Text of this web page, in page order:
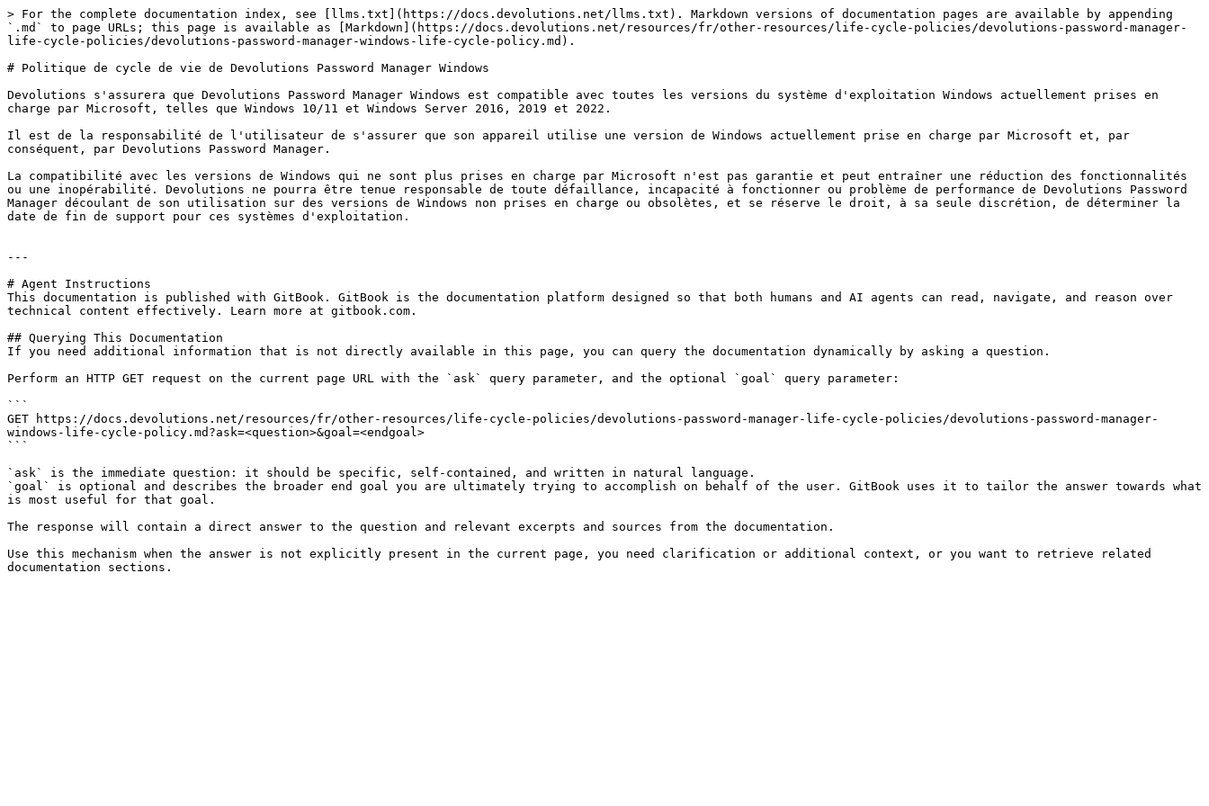
> For the complete documentation index, see [llms.txt](https://docs.devolutions.net/llms.txt). Markdown versions of documentation pages are available by appending
`.md` to page URLs; this page is available as [Markdown](https://docs.devolutions.net/resources/fr/other-resources/life-cycle-policies/devolutions-password-manager-
life-cycle-policies/devolutions-password-manager-windows-life-cycle-policy.md).
# Politique de cycle de vie de Devolutions Password Manager Windows
Devolutions s'assurera que Devolutions Password Manager Windows est compatible avec toutes les versions du système d'exploitation Windows actuellement prises en
charge par Microsoft, telles que Windows 10/11 et Windows Server 2016, 2019 et 2022.
Il est de la responsabilité de l'utilisateur de s'assurer que son appareil utilise une version de Windows actuellement prise en charge par Microsoft et, par
conséquent, par Devolutions Password Manager.
La compatibilité avec les versions de Windows qui ne sont plus prises en charge par Microsoft n'est pas garantie et peut entraîner une réduction des fonctionnalités
ou une inopérabilité. Devolutions ne pourra être tenue responsable de toute défaillance, incapacité à fonctionner ou problème de performance de Devolutions Password
Manager découlant de son utilisation sur des versions de Windows non prises en charge ou obsolètes, et se réserve le droit, à sa seule discrétion, de déterminer la
date de fin de support pour ces systèmes d'exploitation.
---
# Agent Instructions
This documentation is published with GitBook. GitBook is the documentation platform designed so that both humans and AI agents can read, navigate, and reason over
technical content effectively. Learn more at gitbook.com.
## Querying This Documentation
If you need additional information that is not directly available in this page, you can query the documentation dynamically by asking a question.
Perform an HTTP GET request on the current page URL with the `ask` query parameter, and the optional `goal` query parameter:
```
GET https://docs.devolutions.net/resources/fr/other-resources/life-cycle-policies/devolutions-password-manager-life-cycle-policies/devolutions-password-manager-
windows-life-cycle-policy.md?ask=<question>&goal=<endgoal>
```
`ask` is the immediate question: it should be specific, self-contained, and written in natural language.
`goal` is optional and describes the broader end goal you are ultimately trying to accomplish on behalf of the user. GitBook uses it to tailor the answer towards what
is most useful for that goal.
The response will contain a direct answer to the question and relevant excerpts and sources from the documentation.
Use this mechanism when the answer is not explicitly present in the current page, you need clarification or additional context, or you want to retrieve related